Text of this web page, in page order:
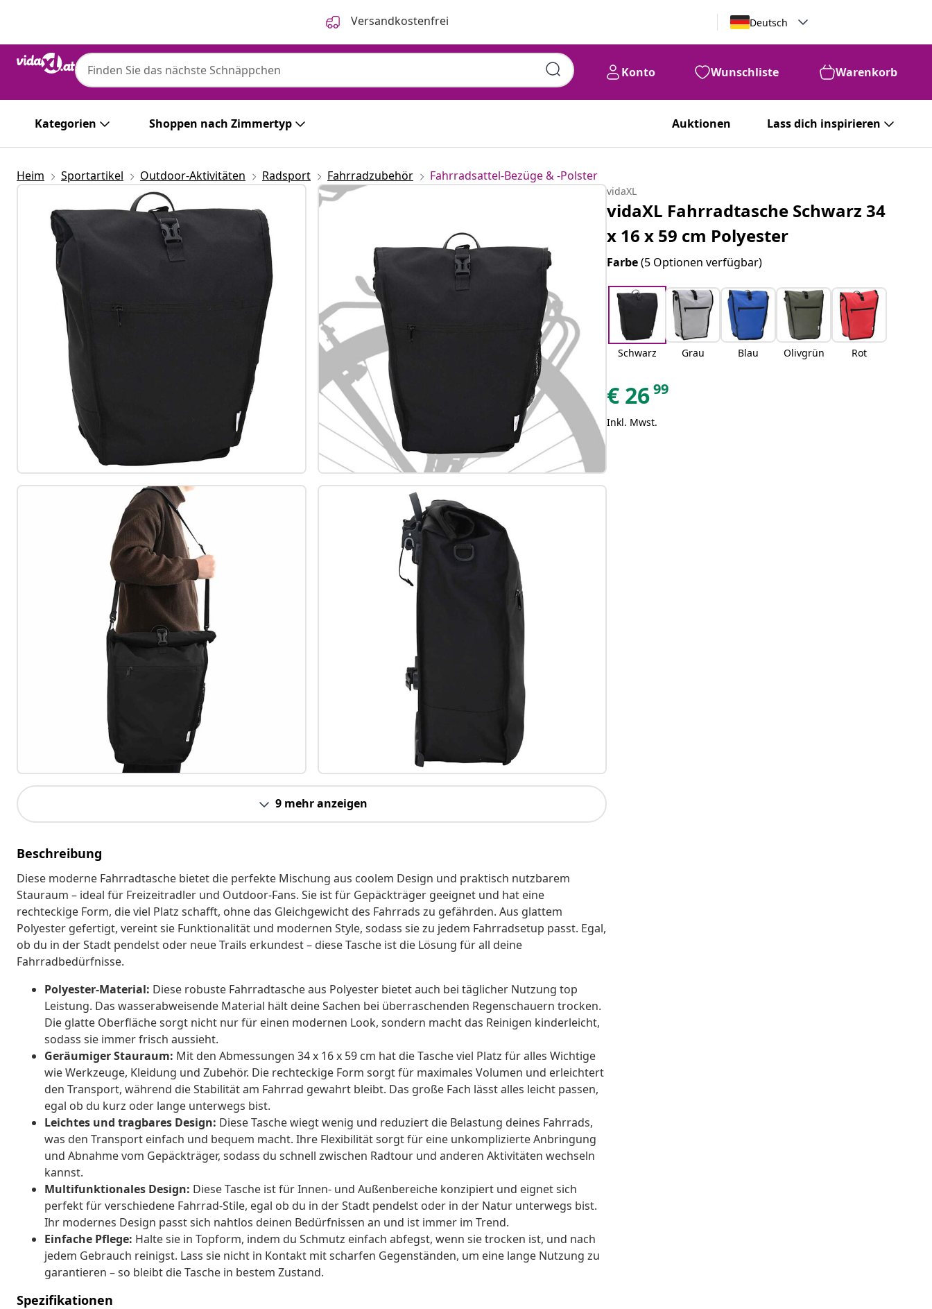
Versandkostenfrei Deutsch
Konto Wunschliste Warenkorb
Kategorien Shoppen nach Zimmertyp Auktionen Lass dich inspirieren
Heim Sportartikel Outdoor-Aktivitäten Radsport Fahrradzubehör Fahrradsattel-Bezüge & -Polster
9 mehr anzeigen
Beschreibung
Diese moderne Fahrradtasche bietet die perfekte Mischung aus coolem Design und praktisch nutzbarem
Stauraum – ideal für Freizeitradler und Outdoor-Fans. Sie ist für Gepäckträger geeignet und hat eine
rechteckige Form, die viel Platz schafft, ohne das Gleichgewicht des Fahrrads zu gefährden. Aus glattem
Polyester gefertigt, vereint sie Funktionalität und modernen Style, sodass sie zu jedem Fahrradsetup passt. Egal,
ob du in der Stadt pendelst oder neue Trails erkundest – diese Tasche ist die Lösung für all deine
Fahrradbedürfnisse.
Polyester-Material: Diese robuste Fahrradtasche aus Polyester bietet auch bei täglicher Nutzung top
Leistung. Das wasserabweisende Material hält deine Sachen bei überraschenden Regenschauern trocken.
Die glatte Oberfläche sorgt nicht nur für einen modernen Look, sondern macht das Reinigen kinderleicht,
sodass sie immer frisch aussieht.
Geräumiger Stauraum: Mit den Abmessungen 34 x 16 x 59 cm hat die Tasche viel Platz für alles Wichtige
wie Werkzeuge, Kleidung und Zubehör. Die rechteckige Form sorgt für maximales Volumen und erleichtert
den Transport, während die Stabilität am Fahrrad gewahrt bleibt. Das große Fach lässt alles leicht passen,
egal ob du kurz oder lange unterwegs bist.
Leichtes und tragbares Design: Diese Tasche wiegt wenig und reduziert die Belastung deines Fahrrads,
was den Transport einfach und bequem macht. Ihre Flexibilität sorgt für eine unkomplizierte Anbringung
und Abnahme vom Gepäckträger, sodass du schnell zwischen Radtour und anderen Aktivitäten wechseln
kannst.
Multifunktionales Design: Diese Tasche ist für Innen- und Außenbereiche konzipiert und eignet sich
perfekt für verschiedene Fahrrad-Stile, egal ob du in der Stadt pendelst oder in der Natur unterwegs bist.
Ihr modernes Design passt sich nahtlos deinen Bedürfnissen an und ist immer im Trend.
Einfache Pflege: Halte sie in Topform, indem du Schmutz einfach abfegst, wenn sie trocken ist, und nach
jedem Gebrauch reinigst. Lass sie nicht in Kontakt mit scharfen Gegenständen, um eine lange Nutzung zu
garantieren – so bleibt die Tasche in bestem Zustand.
Spezifikationen
vidaXL
vidaXL Fahrradtasche Schwarz 34
x 16 x 59 cm Polyester
Farbe(5 Optionen verfügbar)
Schwarz Grau Blau Olivgrün Rot
€ 2699
Inkl. Mwst.